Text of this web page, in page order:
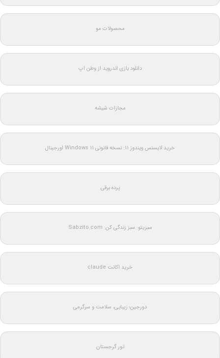
محصولات مو
دانلود بازی اندروید از وطن اپ
مجازات شیشه
خرید لایسنس ویندوز 11: نسخه قانونی Windows 11 اورجینال
پرده برقی
سبزیتو: سبز زندگی کن: Sabzito.com
خرید اکانت claude
دورجین؛ زیبایی، سلامت و سرگرمی
تور گرجستان